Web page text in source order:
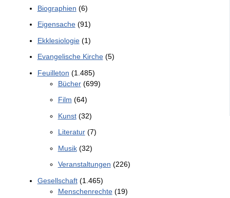
Biographien (6)
Eigensache(91)
Ekklesiologie(1)
Evangelische Kirche(5)
Feuilleton (1.485)
Bücher(699)
Film (64)
Kunst(32)
Literatur(7)
Musik(32)
Veranstaltungen (226)
Gesellschaft(1.465)
Menschenrechte(19)